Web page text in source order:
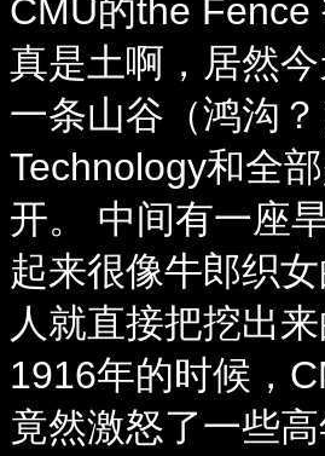
CMU的the Fence
真是土啊，居然
一条山谷（鸿沟
Technology和全
开。 中间有一座
起来很像牛郎织
人就直接把挖出
1916年的时候，
竟然激怒了一些